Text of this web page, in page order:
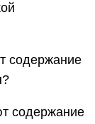
содержание
содержание